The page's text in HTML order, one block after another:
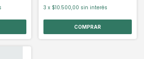
3 x $10.500,00 sin interés